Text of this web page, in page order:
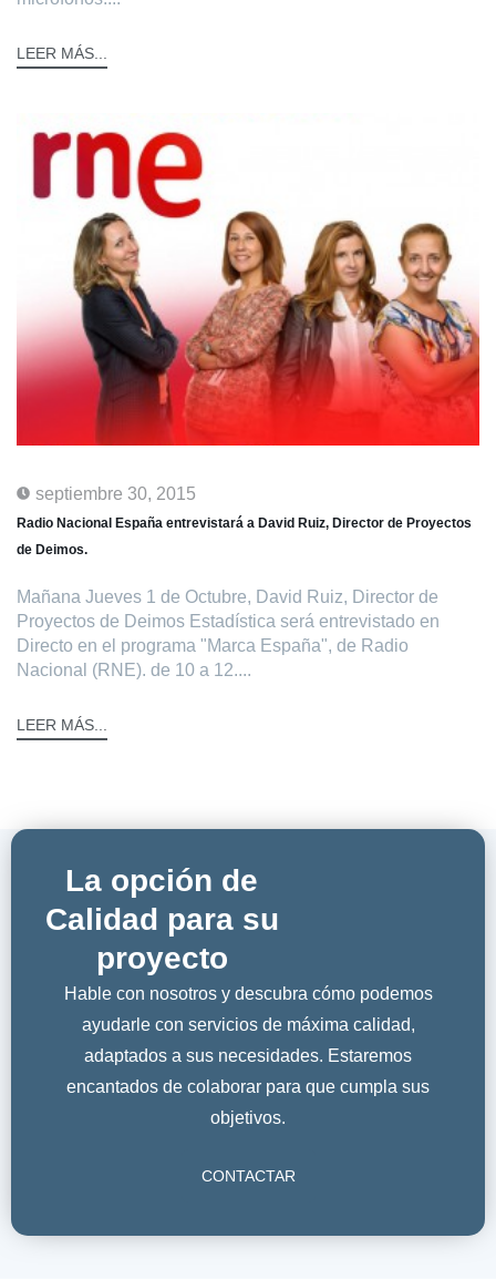
LEER MÁS...
septiembre 30, 2015
Radio Nacional España entrevistará a David Ruiz, Director de Proyectos
de Deimos.
Mañana Jueves 1 de Octubre, David Ruiz, Director de
Proyectos de Deimos Estadística será entrevistado en
Directo en el programa "Marca España", de Radio
Nacional (RNE). de 10 a 12....
LEER MÁS...
La opción de
Calidad para su
proyecto
Hable con nosotros y descubra cómo podemos
ayudarle con servicios de máxima calidad,
adaptados a sus necesidades. Estaremos
encantados de colaborar para que cumpla sus
objetivos.
CONTACTAR